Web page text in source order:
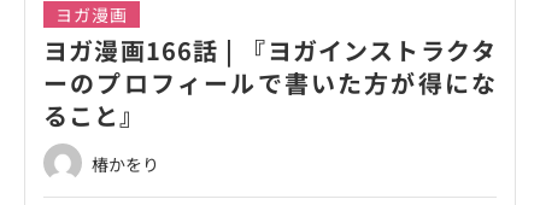
ヨガ漫画
ヨガ漫画166話 | 『ヨガインストラクタ
ーのプロフィールで書いた方が得にな
ること』
椿かをり